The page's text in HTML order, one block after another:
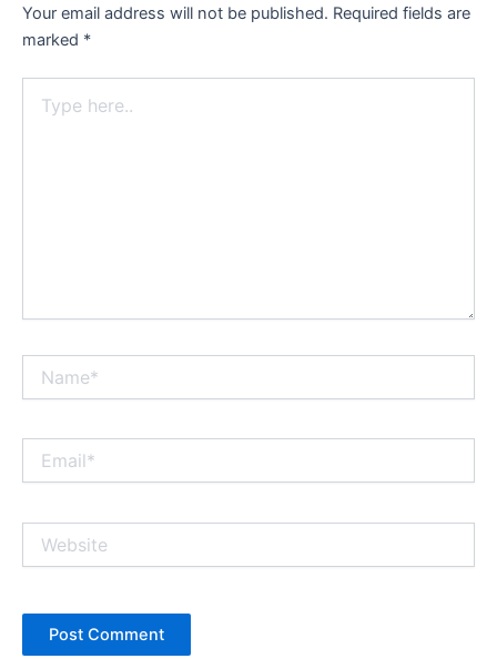
Your email address will not be published. Required fields are
marked *
here..